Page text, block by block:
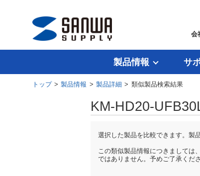
会
製品情報 サ
トップ>製品情報 > 製品詳細 > 類似製品検索結果
KM-HD20-
選択した製品を比較できます。製
この類似製品情報につきましては
ではありません。予めご了承くだ